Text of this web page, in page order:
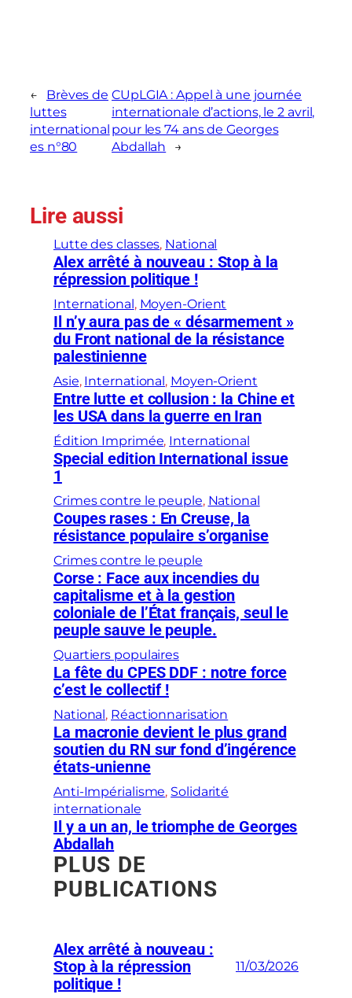
←
Brèves de
luttes
international
es n°80
CUpLGIA : Appel à une journée
internationale d’actions, le 2 avril,
pour les 74 ans de Georges
Abdallah
→
Lire aussi
Lutte des classes, National
Alex arrêté à nouveau : Stop à la
répression politique !
International, Moyen-Orient
Il n’y aura pas de « désarmement »
du Front national de la résistance
palestinienne
Asie, International, Moyen-Orient
Entre lutte et collusion : la Chine et
les USA dans la guerre en Iran
Édition Imprimée, International
Special edition International issue
1
Crimes contre le peuple, National
Coupes rases : En Creuse, la
résistance populaire s’organise
Crimes contre le peuple
Corse : Face aux incendies du
capitalisme et à la gestion
coloniale de l’État français, seul le
peuple sauve le peuple.
Quartiers populaires
La fête du CPES DDF : notre force
c’est le collectif !
National, Réactionnarisation
La macronie devient le plus grand
soutien du RN sur fond d’ingérence
états-unienne
Anti-Impérialisme, Solidarité
internationale
Il y a un an, le triomphe de Georges
Abdallah
PLUS DE
PUBLICATIONS
Alex arrêté à nouveau :
Stop à la répression
politique !
11/03/2026